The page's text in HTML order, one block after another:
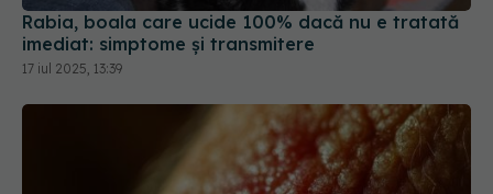
17 iul 2025, 13:39